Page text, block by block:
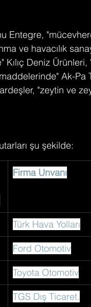
Entegre,
ve havacılık
Deniz
Ak-Pa
"zeytin ve
şu şekilde:
Firma Unvanı
Türk Hava Yolları
Ford Otomotiv
Toyota Otomotiv
TGS Dış Ticaret.